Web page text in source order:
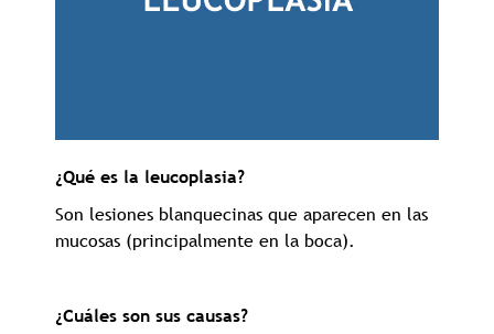
¿Qué es la leucoplasia?
Son lesiones blanquecinas que aparecen en las
mucosas (principalmente en la boca).
¿Cuáles son sus causas?